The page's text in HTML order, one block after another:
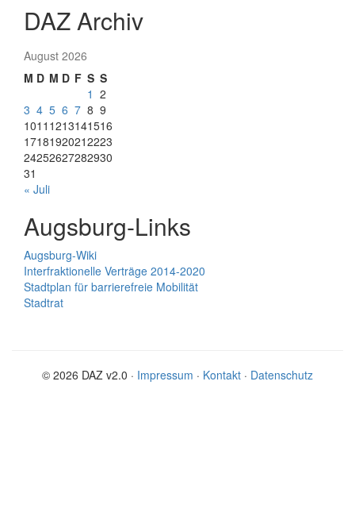
DAZ Archiv
August 2026
M D M D F S S
1 2
3 4 5 6 7 8 9
1011 1213141516
17181920212223
24252627282930
31
« Juli
Augsburg-Links
Augsburg-Wiki
Interfraktionelle Verträge 2014-2020
Stadtplan für barrierefreie Mobilität
Stadtrat
© 2026 DAZ v2.0 · Impressum · Kontakt · Datenschutz